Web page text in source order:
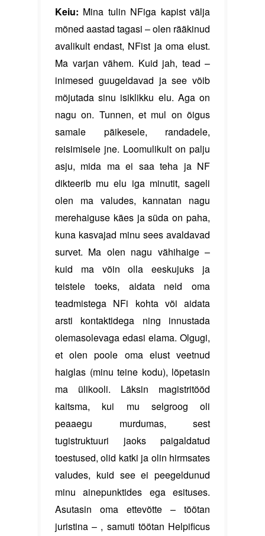
Keiu: Mina tulin NFiga kapist välja
mõned aastad tagasi – olen rääkinud
avalikult endast, NFist ja oma elust.
Ma varjan vähem. Kuid jah, tead –
inimesed guugeldavad ja see võib
mõjutada sinu isiklikku elu. Aga on
nagu on. Tunnen, et mul on õigus
samale päikesele, randadele,
reisimisele jne. Loomulikult on palju
asju, mida ma ei saa teha ja NF
dikteerib mu elu iga minutit, sageli
olen ma valudes, kannatan nagu
merehaiguse käes ja süda on paha,
kuna kasvajad minu sees avaldavad
survet. Ma olen nagu vähihaige –
kuid ma võin olla eeskujuks ja
teistele toeks, aidata neid oma
teadmistega NFi kohta või aidata
arsti kontaktidega ning innustada
olemasolevaga edasi elama. Olgugi,
et olen poole oma elust veetnud
haiglas (minu teine kodu), lõpetasin
ma ülikooli. Läksin magistritööd
kaitsma, kui mu selgroog oli
peaaegu murdumas, sest
tugistruktuuri jaoks paigaldatud
toestused, olid katki ja olin hirmsates
valudes, kuid see ei peegeldunud
minu ainepunktides ega esituses.
Asutasin oma ettevõtte – töötan
juristina – , samuti töötan Helpificus